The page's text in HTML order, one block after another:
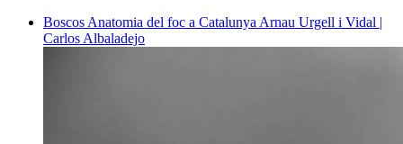
Boscos Anatomia del foc a Catalunya Arnau Urgell i Vidal |
Carlos Albaladejo